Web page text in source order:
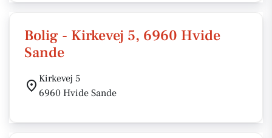
Bolig - Kirkevej 5, 6960 Hvide
Sande
Kirkevej 5
6960 Hvide Sande